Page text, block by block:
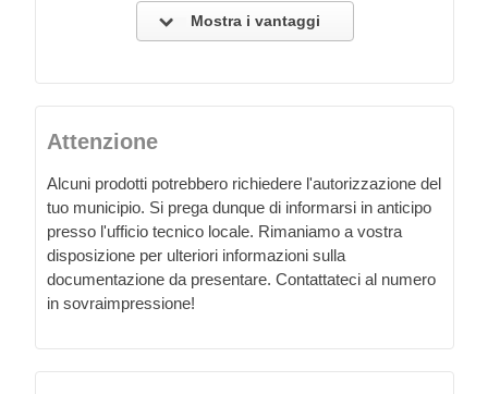
Mostra i vantaggi
Attenzione
Alcuni prodotti potrebbero richiedere l'autorizzazione del
tuo municipio. Si prega dunque di informarsi in anticipo
presso l'ufficio tecnico locale. Rimaniamo a vostra
disposizione per ulteriori informazioni sulla
documentazione da presentare. Contattateci al numero
in sovraimpressione!